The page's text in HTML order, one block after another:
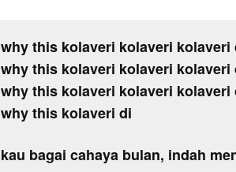
why this kolaveri kolaveri kolaveri
why this kolaveri kolaveri kolaveri
why this kolaveri kolaveri kolaveri
why this kolaveri di
kau bagai cahaya bulan, indah